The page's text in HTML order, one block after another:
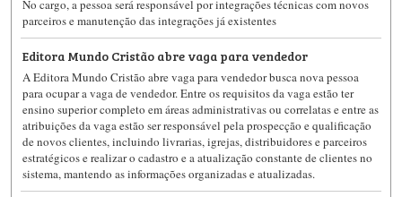
No cargo, a pessoa será responsável por integrações técnicas com novos
parceiros e manutenção das integrações já existentes
Editora Mundo Cristão abre vaga para vendedor
A Editora Mundo Cristão abre vaga para vendedor busca nova pessoa
para ocupar a vaga de vendedor. Entre os requisitos da vaga estão ter
ensino superior completo em áreas administrativas ou correlatas e entre as
atribuições da vaga estão ser responsável pela prospecção e qualificação
de novos clientes, incluindo livrarias, igrejas, distribuidores e parceiros
estratégicos e realizar o cadastro e a atualização constante de clientes no
sistema, mantendo as informações organizadas e atualizadas.